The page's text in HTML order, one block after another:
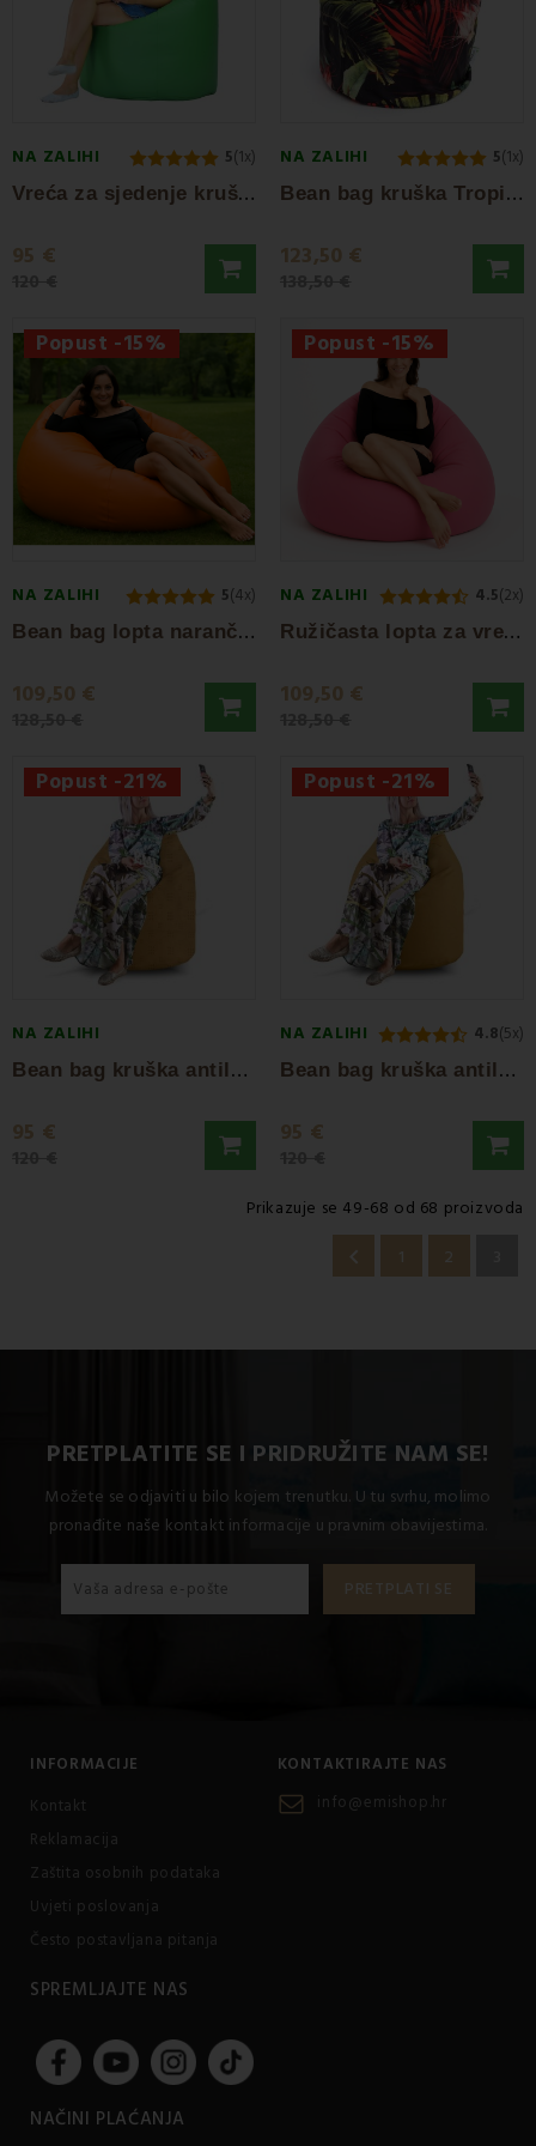
NA ZALIHI 5(1x)
V
reća za sjedenje kruška zelena EMI
95 €
NA ZALIHI 5(1x)
B
ean bag kruška Tropic EMI
123,50 €
Popust -15%
NA ZALIHI 5(4x)
B
ean bag lopta narančasta EMI
109,50 €
Popust -15%
NA ZALIHI 4.5(2x)
R
užičasta lopta za vreću EMI
109,50 €
Popust -21%
NA ZALIHI
B
ean bag kruška antilop Relax EMI
95 €
Popust -21%
NA ZALIHI 4.8(5x)
B
ean bag kruška antilop cimet EMI
95 €
Prikazuje se 49-68 od 68 proizvoda
 1 2
PRETPLATITE SE I PRIDRUŽITE NAM SE!
Možete se odjaviti u bilo kojem trenutku. U tu svrhu, molimo
pronađite naše kontakt informacije u pravnim obavijestima.
INFORMACIJE
Kontakt
Reklamacija
Zaštita osobnih podataka
Uvjeti poslovanja
Često postavljana pitanja
KONTAKTIRAJTE NAS
info@emishop.hr
SPREMLJAJTE NAS
NAČINI PLAĆANJA